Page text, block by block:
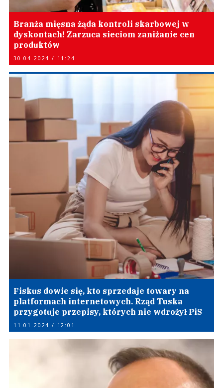
Branża mięsna żąda kontroli skarbowej w
dyskontach! Zarzuca sieciom zaniżanie cen
produktów
30.04.2024 / 11:24
Fiskus dowie się, kto sprzedaje towary na
platformach internetowych. Rząd Tuska
przygotuje przepisy, których nie wdrożył PiS
11.01.2024 / 12:01